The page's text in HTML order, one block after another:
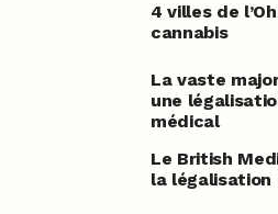
4 villes de
cannabis
La vaste
une
médical
Le British
la légalisation